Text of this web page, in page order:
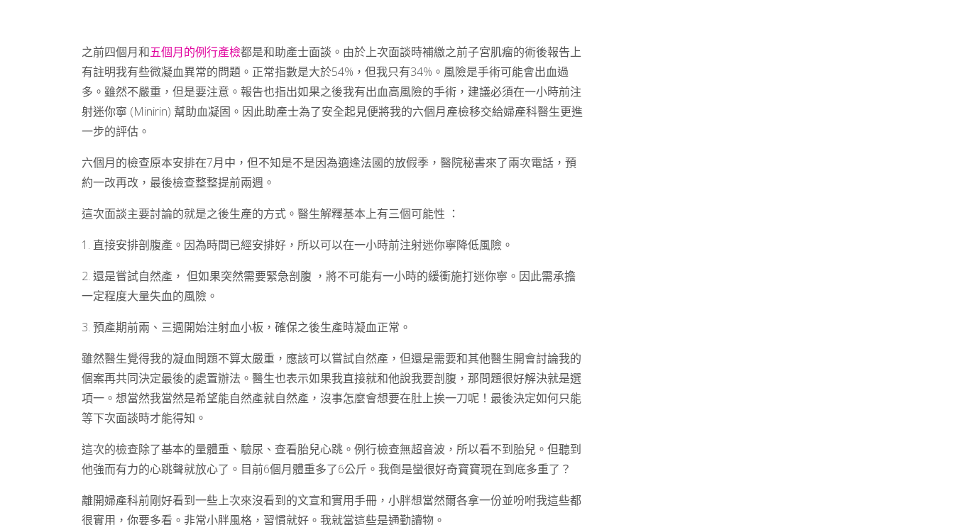
之前四個月和五個月的例行產檢都是和助產士面談。由於上次面談時補繳之前子宮肌瘤的術後報告上
有註明我有些微凝血異常的問題。正常指數是大於54%，但我只有34%。風險是手術可能會出血過
多。雖然不嚴重，但是要注意。報告也指出如果之後我有出血高風險的手術，建議必須在一小時前注
射迷你寧 (Minirin) 幫助血凝固。因此助產士為了安全起見便將我的六個月產檢移交給婦產科醫生更進
一步的評估。
六個月的檢查原本安排在7月中，但不知是不是因為適逢法國的放假季，醫院秘書來了兩次電話，預
約一改再改，最後檢查整整提前兩週。
這次面談主要討論的就是之後生產的方式。醫生解釋基本上有三個可能性 ：
1. 直接安排剖腹產。因為時間已經安排好，所以可以在一小時前注射迷你寧降低風險。
2. 還是嘗試自然產， 但如果突然需要緊急剖腹 ，將不可能有一小時的緩衝施打迷你寧。因此需承擔
一定程度大量失血的風險。
3. 預產期前兩、三週開始注射血小板，確保之後生產時凝血正常。
雖然醫生覺得我的凝血問題不算太嚴重，應該可以嘗試自然產，但還是需要和其他醫生開會討論我的
個案再共同決定最後的處置辦法。醫生也表示如果我直接就和他說我要剖腹，那問題很好解決就是選
項一。想當然我當然是希望能自然產就自然產，沒事怎麼會想要在肚上挨一刀呢！最後決定如何只能
等下次面談時才能得知。
這次的檢查除了基本的量體重、驗尿、查看胎兒心跳。例行檢查無超音波，所以看不到胎兒。但聽到
他強而有力的心跳聲就放心了。目前6個月體重多了6公斤。我倒是蠻很好奇寶寶現在到底多重了？
離開婦產科前剛好看到一些上次來沒看到的文宣和實用手冊，小胖想當然爾各拿一份並吩咐我這些都
很實用，你要多看。非常小胖風格，習慣就好。我就當這些是通勤讀物。